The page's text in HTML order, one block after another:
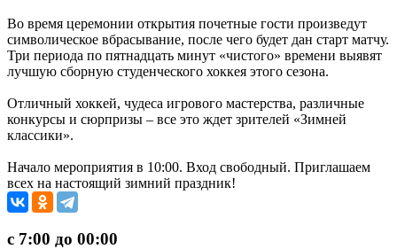
Во время церемонии открытия почетные гости произведут
символическое вбрасывание, после чего будет дан старт матчу.
Три периода по пятнадцать минут «чистого» времени выявят
лучшую сборную студенческого хоккея этого сезона.
Отличный хоккей, чудеса игрового мастерства, различные
конкурсы и сюрпризы – все это ждет зрителей «Зимней
классики».
Начало мероприятия в 10:00. Вход свободный. Приглашаем
всех на настоящий зимний праздник!
с 7:00 до 00:00